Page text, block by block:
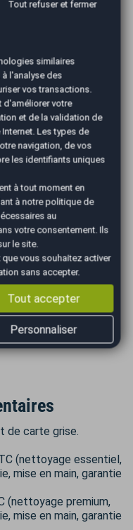
de carte grise.
(nettoyage essentiel,
mise en main, garantie
(nettoyage premium,
mise en main, garantie
Tout refuser et fermer
similaires
l'analyse des
vos transactions.
d'améliorer votre
et de la validation de
Les types de
navigation, de vos
les identifiants uniques
à tout moment en
à notrepolitique de
au
votre consentement. Ils
le site.
vous souhaitez activer
sans accepter.
Tout accepter
Personnaliser